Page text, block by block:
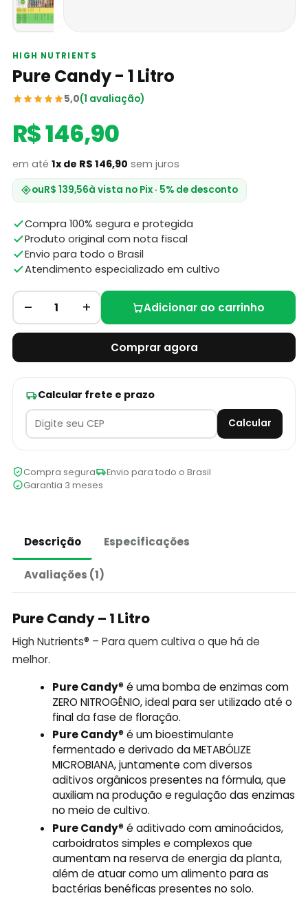
HIGH NUTRIENTS
Pure Candy - 1 Litro
5,0(1 avaliação)
R$ 146,90
em até 1x de R$ 146,90 sem juros
ouR$ 139,56à vista no Pix · 5% de desconto
Compra 100% segura e protegida
Produto original com nota fiscal
Envio para todo o Brasil
Atendimento especializado em cultivo
– 1 + Adicionar ao carrinho
Comprar agora
Calcular frete e prazo
Calcular
Compra segura
Envio para todo o Brasil
Garantia 3 meses
Descrição Especificações
Avaliações (1)
Pure Candy – 1 Litro
High Nutrients® – Para quem cultiva o que há de
melhor.
Pure Candy® é uma bomba de enzimas com
ZERO NITROGÊNIO, ideal para ser utilizado até o
final da fase de floração.
Pure Candy® é um bioestimulante
fermentado e derivado da METABÓLIZE
MICROBIANA, juntamente com diversos
aditivos orgânicos presentes na fórmula, que
auxiliam na produção e regulação das enzimas
no meio de cultivo.
Pure Candy® é aditivado com aminoácidos,
carboidratos simples e complexos que
aumentam na reserva de energia da planta,
além de atuar como um alimento para as
bactérias benéficas presentes no solo.